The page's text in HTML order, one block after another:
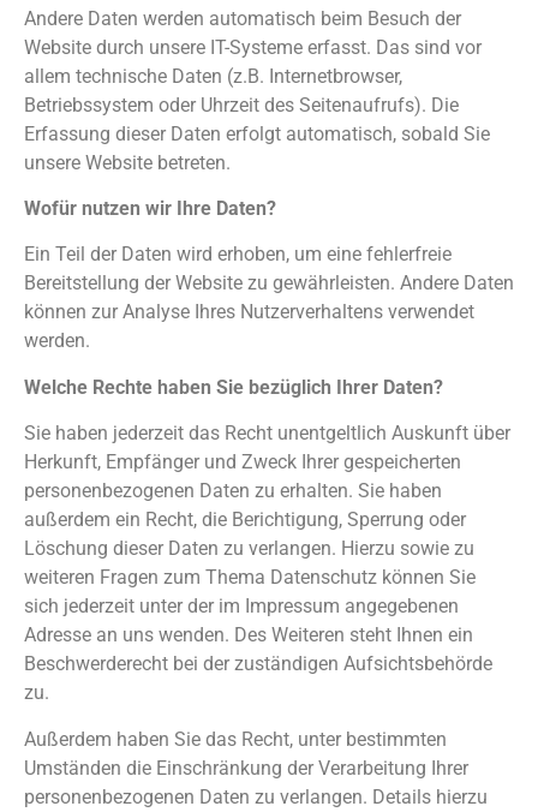
Andere Daten werden automatisch beim Besuch der
Website durch unsere IT-Systeme erfasst. Das sind vor
allem technische Daten (z.B. Internetbrowser,
Betriebssystem oder Uhrzeit des Seitenaufrufs). Die
Erfassung dieser Daten erfolgt automatisch, sobald Sie
unsere Website betreten.
Wofür nutzen wir Ihre Daten?
Ein Teil der Daten wird erhoben, um eine fehlerfreie
Bereitstellung der Website zu gewährleisten. Andere Daten
können zur Analyse Ihres Nutzerverhaltens verwendet
werden.
Welche Rechte haben Sie bezüglich Ihrer Daten?
Sie haben jederzeit das Recht unentgeltlich Auskunft über
Herkunft, Empfänger und Zweck Ihrer gespeicherten
personenbezogenen Daten zu erhalten. Sie haben
außerdem ein Recht, die Berichtigung, Sperrung oder
Löschung dieser Daten zu verlangen. Hierzu sowie zu
weiteren Fragen zum Thema Datenschutz können Sie
sich jederzeit unter der im Impressum angegebenen
Adresse an uns wenden. Des Weiteren steht Ihnen ein
Beschwerderecht bei der zuständigen Aufsichtsbehörde
zu.
Außerdem haben Sie das Recht, unter bestimmten
Umständen die Einschränkung der Verarbeitung Ihrer
personenbezogenen Daten zu verlangen. Details hierzu